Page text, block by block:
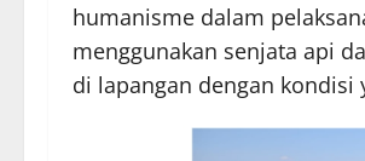
humanisme dalam
menggunakan senjata api
di lapangan dengan kondisi